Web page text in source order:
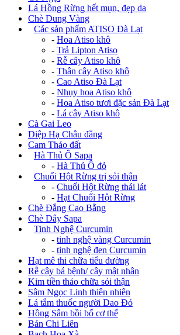
Lá Hồng Rừng hết mụn, đẹp da
Chè Dung Vàng
Các sản phẩm ATISO Đà Lạt
- Hoa Atiso khô
- Trả Lipton Atiso
- Rễ cây Atiso khô
- Thân cây Atiso khô
- Cao Atiso Đà Lạt
- Nhụy hoa Atiso khô
- Hoa Atiso tươi đặc sản Đà Lạt
- Lá cây Atiso khô
Cà Gai Leo
Diệp Hạ Châu đắng
Cam Thảo đất
Hà Thủ Ô Sapa
- Hà Thủ Ô đỏ
Chuối Hột Rừng trị sỏi thận
- Chuối Hột Rừng thái lát
- Hạt Chuối Hột Rừng
Chè Đắng Cao Bằng
Chè Dây Sapa
Tinh Nghệ Curcumin
- tinh nghệ vàng Curcumin
- tinh nghệ đen Curcumin
Hạt mê thi chữa tiểu đường
Rễ cây bá bệnh/ cây mật nhân
Kim tiền thảo chữa sỏi thận
Sâm Ngọc Linh thiên nhiên
Lá tắm thuốc người Dao Đỏ
Hồng Sâm bồi bổ cơ thể
Bán Chi Liên